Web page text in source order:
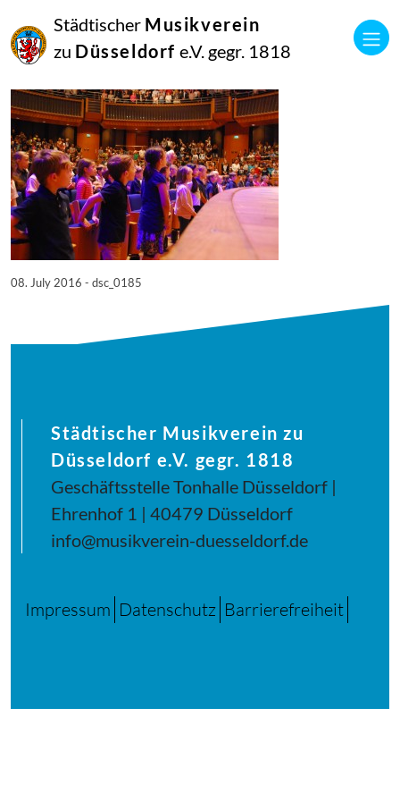
Städtischer Musikverein
zu Düsseldorf e.V. gegr. 1818
Juli
2016
Netkotec
08. July 2016 - dsc_0185
Städtischer Musikverein zu
Düsseldorf e.V. gegr. 1818
Geschäftsstelle Tonhalle Düsseldorf |
Ehrenhof 1 | 40479 Düsseldorf
info@musikverein-duesseldorf.de
Impressum Datenschutz Barrierefreiheit